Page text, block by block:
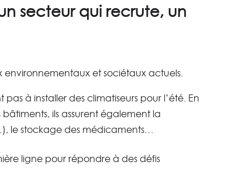
secteur qui recrute, un
et sociétaux actuels.
à installer des climatiseurs pour l’été. En
ils assurent également la
le stockage des médicaments…
ligne pour répondre à des défis